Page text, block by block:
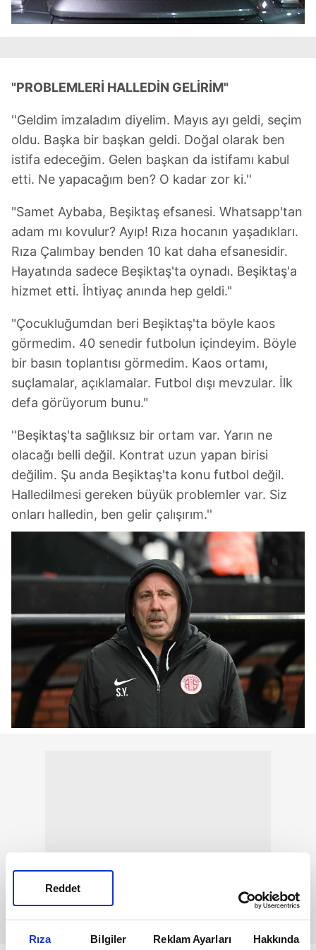
Rıza Bilgiler Reklam Ayarları Hakkında
Reddet
"PROBLEMLERİ HALLEDİN GELİRİM"
''Geldim imzaladım diyelim. Mayıs ayı geldi, seçim
oldu. Başka bir başkan geldi. Doğal olarak ben
istifa edeceğim. Gelen başkan da istifamı kabul
etti. Ne yapacağım ben? O kadar zor ki.''
"Samet Aybaba, Beşiktaş efsanesi. Whatsapp'tan
adam mı kovulur? Ayıp! Rıza hocanın yaşadıkları.
Rıza Çalımbay benden 10 kat daha efsanesidir.
Hayatında sadece Beşiktaş'ta oynadı. Beşiktaş'a
hizmet etti. İhtiyaç anında hep geldi."
"Çocukluğumdan beri Beşiktaş'ta böyle kaos
görmedim. 40 senedir futbolun içindeyim. Böyle
bir basın toplantısı görmedim. Kaos ortamı,
suçlamalar, açıklamalar. Futbol dışı mevzular. İlk
defa görüyorum bunu."
''Beşiktaş'ta sağlıksız bir ortam var. Yarın ne
olacağı belli değil. Kontrat uzun yapan birisi
değilim. Şu anda Beşiktaş'ta konu futbol değil.
Halledilmesi gereken büyük problemler var. Siz
onları halledin, ben gelir çalışırım.''